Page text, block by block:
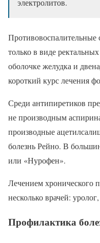
Противовоспалительные
только в виде
оболочке желудка и
короткий курс лечения
Среди антипиретиков
не производным
производные
болезнь Рейно. В
или «Нурофен».
Лечением хронического
несколько врачей:
Профилактика